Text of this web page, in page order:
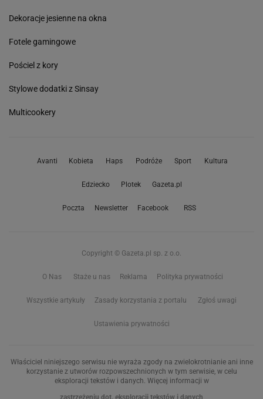
Dekoracje jesienne na okna
Fotele gamingowe
Pościel z kory
Stylowe dodatki z Sinsay
Multicookery
Avanti Kobieta Haps Podróże Sport Kultura
Edziecko Plotek Gazeta.pl
Poczta Newsletter Facebook RSS
Copyright © Gazeta.pl sp. z o.o.
O Nas Staże u nas Reklama Polityka prywatności
Wszystkie artykuły Zasady korzystania z portalu Zgłoś uwagi
Ustawienia prywatności
Właściciel niniejszego serwisu nie wyraża zgody na zwielokrotnianie ani inne
korzystanie z utworów rozpowszechnionych w tym serwisie, w celu
eksploracji tekstów i danych. Więcej informacji w
zastrzeżeniu dot. eksploracji tekstów i danych